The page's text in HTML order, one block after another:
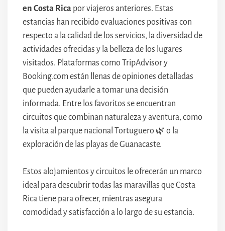
en Costa Rica por viajeros anteriores. Estas
estancias han recibido evaluaciones positivas con
respecto a la calidad de los servicios, la diversidad de
actividades ofrecidas y la belleza de los lugares
visitados. Plataformas como TripAdvisor y
Booking.com están llenas de opiniones detalladas
que pueden ayudarle a tomar una decisión
informada. Entre los favoritos se encuentran
circuitos que combinan naturaleza y aventura, como
la visita al parque nacional Tortuguero 🌿 o la
exploración de las playas de Guanacaste.
Estos alojamientos y circuitos le ofrecerán un marco
ideal para descubrir todas las maravillas que Costa
Rica tiene para ofrecer, mientras asegura
comodidad y satisfacción a lo largo de su estancia.